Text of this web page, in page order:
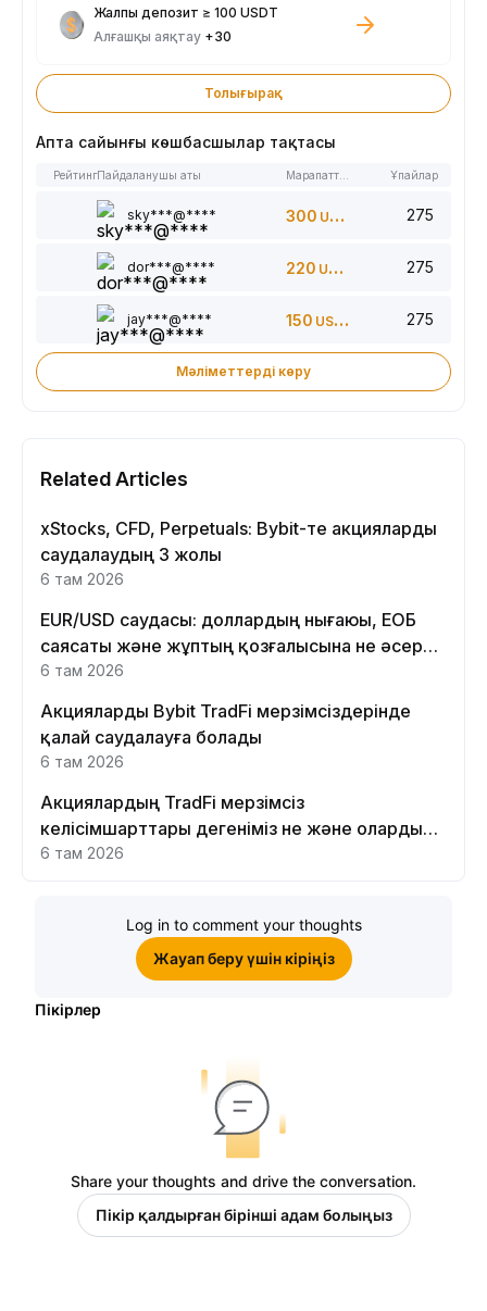
Жалпы депозит ≥ 100 USDT
Алғашқы аяқтау +30
Толығырақ
Апта сайынғы көшбасшылар тақтасы
РейтингПайдаланушы аты Ұпайлар
sky***@**** 300 USDT 275
dor***@**** 220 USDT 275
jay***@**** 150 USDT 275
Мәліметтерді көру
Related Articles
xStocks, CFD, Perpetuals: Bybit-те акцияларды
саудалаудың 3 жолы
6 там 2026
EUR/USD саудасы: доллардың нығаюы, ЕОБ
саясаты және жұптың қозғалысына не әсер
етеді
6 там 2026
Акцияларды Bybit TradFi мерзімсіздерінде
қалай саудалауға болады
6 там 2026
Акциялардың TradFi мерзімсіз
келісімшарттары дегеніміз не және оларды
Bybit платформасында неге саудалау керек?
6 там 2026
Log in to comment your thoughts
Жауап беру үшін кіріңіз
Пікірлер
Share your thoughts and drive the conversation.
Пікір қалдырған бірінші адам болыңыз